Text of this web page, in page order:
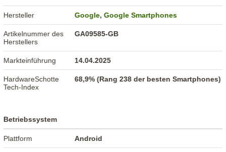
Hersteller Google,Google Smartphones
Artikelnummer des
Herstellers
GA09585-GB
Markteinführung 14.04.2025
HardwareSchotte
Tech-Index
68,9% (Rang 238 der besten Smartphones)
Betriebssystem
Plattform Android